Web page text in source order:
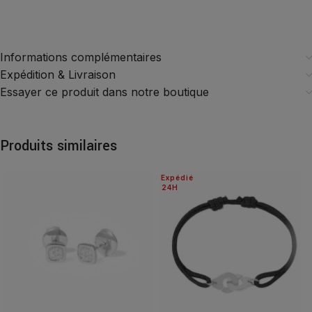
Informations complémentaires
Expédition & Livraison
Essayer ce produit dans notre boutique
Produits similaires
24H
Expédié